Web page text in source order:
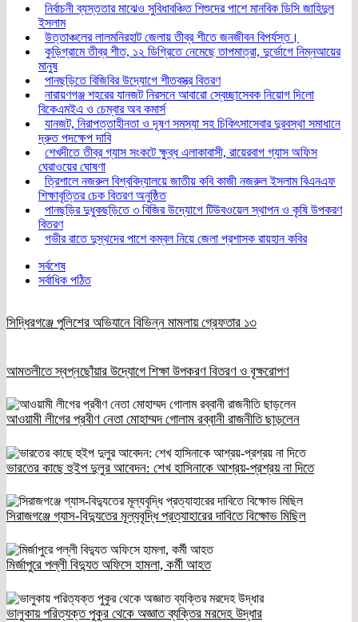
নির্বাচনী ব্যস্ততার মাঝেও সুবিধাবঞ্চিত শিশুদের পাশে মানবিক ডিসি জাহিদুল
ইসলাম
উত্তাঞ্চলের লালমনিরহাট জেলায় তীব্র শীতে জনজীবন বিপর্যস্ত।
কুড়িগ্রামে তীব্র শীত, ১২ ডিগ্রিতে নেমেছে তাপমাত্রা, দুর্ভোগে নিম্নআয়ের
মানুষ
পানছড়িতে বিজিবির উদ্যোগে শীতবস্ত্র বিতরণ
নারায়ণগঞ্জ শহরের যানজট নিরসনে আবারো স্বেচ্ছাসেবক নিয়োগ দিলো
বিকেএমইএ ও চেম্বার অব কমার্স
যানজট, নিরাপত্তাহীনতা ও দূষণ সমস্যা সহ চিকিৎসাসেবার দুরবস্থা সমাধানে
দ্রুত পদক্ষেপ দাবি
শেখদীতে তীব্র গ্যাস সংকটে ক্ষুব্ধ এলাকাবাসী, রায়েরবাগ গ্যাস অফিস
ঘেরাওয়ের ঘোষণা
ত্রিশালে নজরুল বিশ্ববিদ্যালয়ে জাতীয় কবি কাজী নজরুল ইসলাম বিএনএফ
শিক্ষাবৃত্তির চেক বিতরণ অনুষ্ঠিত
পানছড়ির দুধুকছড়িতে ৩ বিজির উদ্যোগে টিউবওয়েল স্থাপন ও কৃষি উপকরণ
বিতরণ
গভীর রাতে দুস্থদের পাশে কম্বল নিয়ে জেলা প্রশাসক রায়হান কবির
সর্বশেষ
সর্বাধিক পঠিত
সিদ্ধিরগঞ্জে পুলিশের অভিযানে বিভিন্ন মামলায় গ্রেফতার ১৩
আমতলীতে স্বপ্নছোঁয়ার উদ্যোগে শিক্ষা উপকরণ বিতরণ ও বৃক্ষরোপণ
আওয়ামী লীগের প্রবীণ নেতা মোহাম্মদ গোলাম রব্বানী রাজনীতি ছাড়লেন
ভারতের কাছে হুইপ দুলুর আবেদন: শেখ হাসিনাকে আশ্রয়-প্রশ্রয় না দিতে
সিরাজগঞ্জে গ্যাস-বিদ্যুতের মূল্যবৃদ্ধি প্রত্যাহারের দাবিতে বিক্ষোভ মিছিল
মির্জাপুরে পল্লী বিদ্যুত অফিসে হামলা, কর্মী আহত
ভালুকায় পরিত্যক্ত পুকুর থেকে অজ্ঞাত ব্যক্তির মরদেহ উদ্ধার